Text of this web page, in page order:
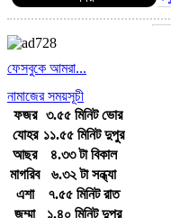
খবর
খবর
ফেসবুকে আমরা...
নামাজের সময়সূচী
ফজর
৩.৫৫ মিনিট ভোর
যোহর ১১.৫৫ মিনিট দুপুর
আছর
৪.৩৩ টা বিকাল
মাগরিব
৬.৩২ টা সন্ধ্যা
এশা
৭.৫৫ মিনিট রাত
জুম্মা
১.৪০ মিনিট দুপুর